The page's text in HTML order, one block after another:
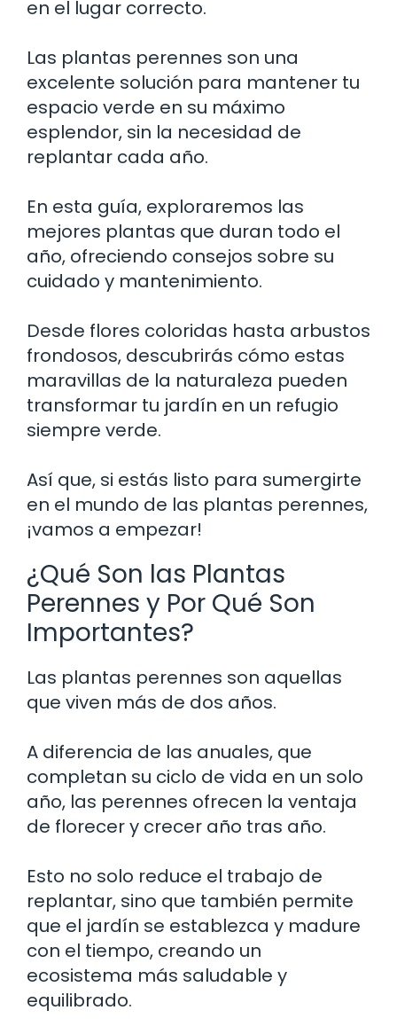
en el lugar correcto.
Las plantas perennes son una
excelente solución para mantener tu
espacio verde en su máximo
esplendor, sin la necesidad de
replantar cada año.
En esta guía, exploraremos las
mejores plantas que duran todo el
año, ofreciendo consejos sobre su
cuidado y mantenimiento.
Desde flores coloridas hasta arbustos
frondosos, descubrirás cómo estas
maravillas de la naturaleza pueden
transformar tu jardín en un refugio
siempre verde.
Así que, si estás listo para sumergirte
en el mundo de las plantas perennes,
¡vamos a empezar!
¿Qué Son las Plantas
Perennes y Por Qué Son
Importantes?
Las plantas perennes son aquellas
que viven más de dos años.
A diferencia de las anuales, que
completan su ciclo de vida en un solo
año, las perennes ofrecen la ventaja
de florecer y crecer año tras año.
Esto no solo reduce el trabajo de
replantar, sino que también permite
que el jardín se establezca y madure
con el tiempo, creando un
ecosistema más saludable y
equilibrado.